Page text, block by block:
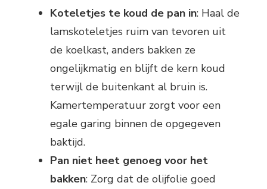
Koteletjes te koud de pan in: Haal de
lamskoteletjes ruim van tevoren uit
de koelkast, anders bakken ze
ongelijkmatig en blijft de kern koud
terwijl de buitenkant al bruin is.
Kamertemperatuur zorgt voor een
egale garing binnen de opgegeven
baktijd.
Pan niet heet genoeg voor het
bakken: Zorg dat de olijfolie goed